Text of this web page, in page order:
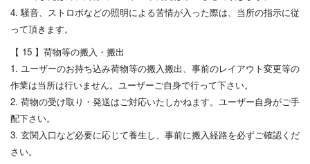
4. 騒音、ストロボなどの照明による苦情が入った際は、当所の指示に従
って頂きます。
【 15 】荷物等の搬入・搬出
1. ユーザーのお持ち込み荷物等の搬入搬出、事前のレイアウト変更等の
作業は当所は行いません。ユーザーご自身で行って下さい。
2. 荷物の受け取り・発送はご対応いたしかねます。ユーザー自身がご手
配下さい。
3. 玄関入口など必要に応じて養生し、事前に搬入経路を必ずご確認くだ
さい。